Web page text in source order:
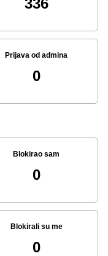
336
Prijava od admina
0
Blokirao sam
0
Blokirali su me
0